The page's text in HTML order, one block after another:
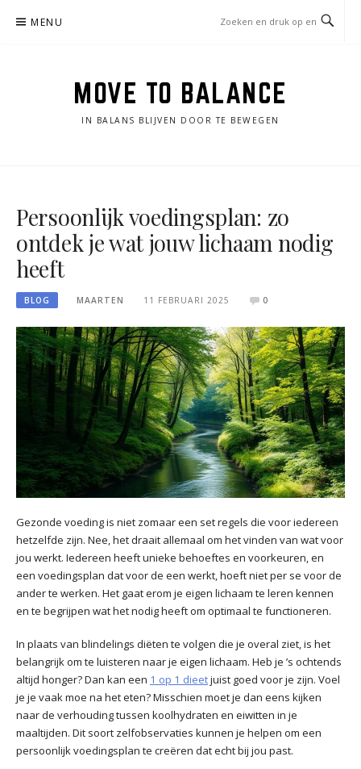
MENU
MOVE TO BALANCE
IN BALANS BLIJVEN DOOR TE BEWEGEN
Persoonlijk voedingsplan: zo
ontdek je wat jouw lichaam nodig
heeft
BLOG MAARTEN 11 FEBRUARI 2025 0
Gezonde voeding is niet zomaar een set regels die voor iedereen
hetzelfde zijn. Nee, het draait allemaal om het vinden van wat voor
jou werkt. Iedereen heeft unieke behoeftes en voorkeuren, en
een voedingsplan dat voor de een werkt, hoeft niet per se voor de
ander te werken. Het gaat erom je eigen lichaam te leren kennen
en te begrijpen wat het nodig heeft om optimaal te functioneren.
In plaats van blindelings diëten te volgen die je overal ziet, is het
belangrijk om te luisteren naar je eigen lichaam. Heb je ’s ochtends
altijd honger? Dan kan een 1 op 1 dieetjuist goed voor je zijn. Voel
je je vaak moe na het eten? Misschien moet je dan eens kijken
naar de verhouding tussen koolhydraten en eiwitten in je
maaltijden. Dit soort zelfobservaties kunnen je helpen om een
persoonlijk voedingsplan te creëren dat echt bij jou past.